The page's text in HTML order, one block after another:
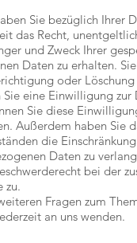
Sie bezüglich Ihrer
das Recht,
und Zweck Ihrer
Daten zu erhalten.
oder
Sie eine Einwilligung
Sie diese
Außerdem haben Sie
die
Daten zu
bei der
zu.
Fragen zum
an uns wenden.